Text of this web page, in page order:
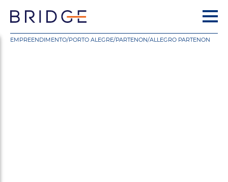
EMPREENDIMENTO/PORTO ALEGRE/PARTENON/ALLEGRO PARTENON